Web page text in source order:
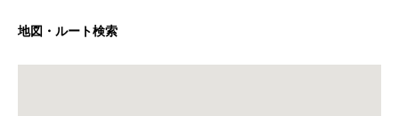
地図・ルート検索